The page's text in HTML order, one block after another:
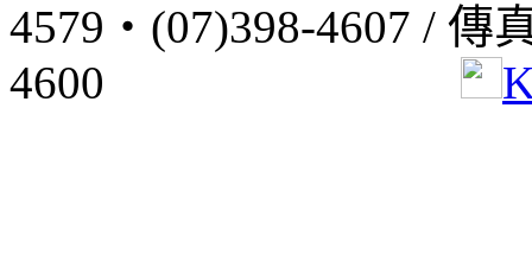
4579‧(07)398-4607 / 傳
4600